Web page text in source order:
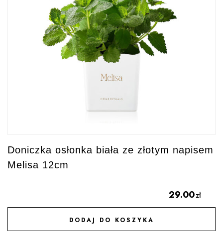
Doniczka osłonka biała ze złotym napisem
Melisa 12cm
29.00zł
DODAJ DO KOSZYKA
DODAJ DO ULUBIONYCH